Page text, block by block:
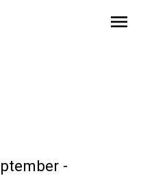
menu
-